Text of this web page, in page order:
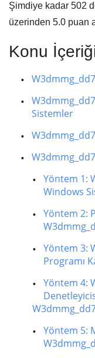
Şimdiye kadar 502
üzerinden 5.0 puan
Konu
Sistemler
Yöntem 1:
Windows
Yöntem 2:
Yöntem 3:
Programı
Yöntem 4:
Yöntem 5: